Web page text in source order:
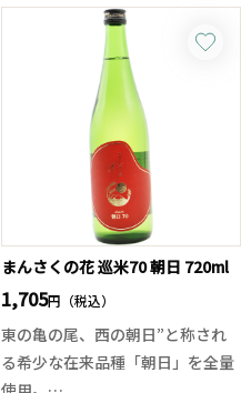
ており、4種類のブドウ品種、マ
カブー、チャレッロ、パレリャー
ダ、シャルドネを使って造られる
ことからこの名前がついていま
す。「クロ・モンブラン」は3つ
星レストランにもオンリストされ
ている実力派。そのヴィジュア
ル、味わい共に、モダンスパニッ
シュの旗手と言われるだけのこと
はあります。
フレッシュな香り。味わいはグレ
ープフルーツなどの柑橘類のイキ
まんさくの花 巡米70 朝日 720ml
1,705円（税込）
東の亀の尾、西の朝日”と称され
る希少な在来品種「朝日」を全量